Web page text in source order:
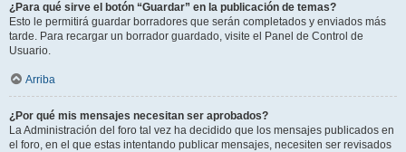
¿Para qué sirve el botón “Guardar” en la publicación de temas?
Esto le permitirá guardar borradores que serán completados y enviados más
tarde. Para recargar un borrador guardado, visite el Panel de Control de
Usuario.
Arriba
¿Por qué mis mensajes necesitan ser aprobados?
La Administración del foro tal vez ha decidido que los mensajes publicados en
el foro, en el que estas intentando publicar mensajes, necesiten ser revisados